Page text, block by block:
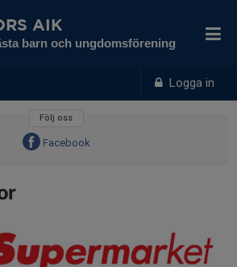
Logga in
AIK
barn och ungdomsförening
Följ oss
Facebook